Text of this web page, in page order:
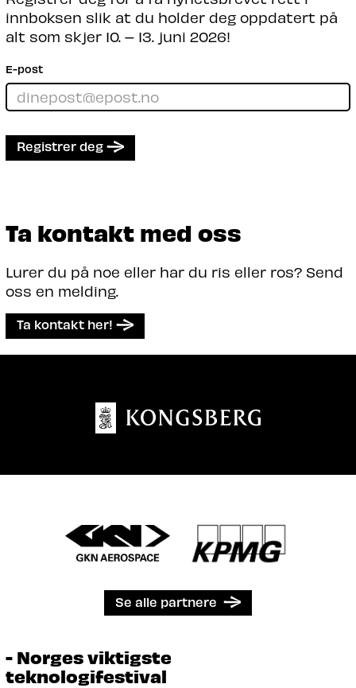
fellesnevner.
Les mer
innboksen slik at du holder deg oppdatert på
alt som skjer 10. – 13. juni 2026!
E-post
Registrer deg
Ta kontakt med oss
Lurer du på noe eller har du ris eller ros? Send
oss en melding.
Ta kontakt her!
Se alle partnere
- Norges viktigste
teknologifestival